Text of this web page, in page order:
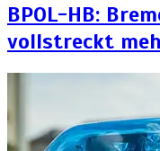
BPOL-HB:
vollstreckt